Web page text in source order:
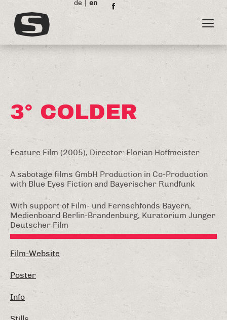
de en
3° COLDER
Feature Film (2005), Director: Florian Hoffmeister
A sabotage films GmbH Production in Co-Production
with Blue Eyes Fiction and Bayerischer Rundfunk
With support of Film- und Fernsehfonds Bayern,
Medienboard Berlin-Brandenburg, Kuratorium Junger
Deutscher Film
Film-Website
Poster
Info